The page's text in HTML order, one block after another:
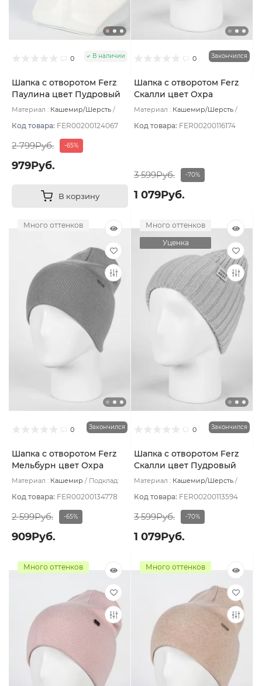
0 В наличии
Шапка с отворотом Ferz
Паулина цвет Пудровый
Материал : Кашемир/Шерсть
Код товара: FER00200124067
2 799Руб. -65%
979Руб.
В корзину
0 Закончился
Шапка с отворотом Ferz
Скалли цвет Охра
Материал : Кашемир/Шерсть
Код товара: FER00200116174
3 599Руб. -70%
1 079Руб.
Много оттенков
0 Закончился
Шапка с отворотом Ferz
Мельбурн цвет Охра
Материал : Кашемир
Подклад:
Код товара: FER00200134778
2 599Руб. -65%
909Руб.
Много оттенков
Уценка
0 Закончился
Шапка с отворотом Ferz
Скалли цвет Пудровый
Материал : Кашемир/Шерсть
Код товара: FER00200113594
3 599Руб. -70%
1 079Руб.
Много оттенков Много оттенков